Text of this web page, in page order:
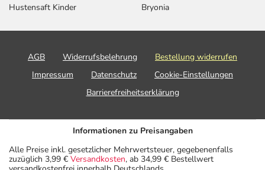
Hustensaft Kinder
Bryonia
AGB Widerrufsbelehrung
Bestellung widerrufen
Impressum
Datenschutz
Cookie-Einstellungen
Barrierefreiheitserklärung
Informationen zu Preisangaben
Alle Preise inkl. gesetzlicher Mehrwertsteuer, gegebenenfalls
zuzüglich 3,99 € Versandkosten, ab 34,99 € Bestellwert